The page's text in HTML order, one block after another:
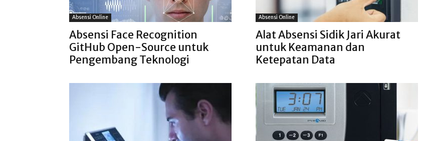
Absensi Online
Absensi Face Recognition
GitHub Open-Source untuk
Pengembang Teknologi
Absensi Online
Alat Absensi Sidik Jari Akurat
untuk Keamanan dan
Ketepatan Data